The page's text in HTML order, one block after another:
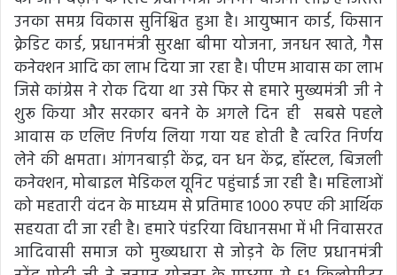
उनका समग्र विकास सुनिश्चित हुआ है। आयुष्मान कार्ड, किसान
क्रेडिट कार्ड, प्रधानमंत्री सुरक्षा बीमा योजना, जनधन खाते, गैस
कनेक्शन आदि का लाभ दिया जा रहा है। पीएम आवास का लाभ
जिसे कांग्रेस ने रोक दिया था उसे फिर से हमारे मुख्यमंत्री जी ने
शुरू किया और सरकार बनने के अगले दिन ही सबसे पहले
आवास क एलिए निर्णय लिया गया यह होती है त्वरित निर्णय
लेने की क्षमता। आंगनबाड़ी केंद्र, वन धन केंद्र, हॉस्टल, बिजली
कनेक्शन, मोबाइल मेडिकल यूनिट पहुंचाई जा रही है। महिलाओं
को महतारी वंदन के माध्यम से प्रतिमाह 1000 रुपए की आर्थिक
सहयता दी जा रही है। हमारे पंडरिया विधानसभा में भी निवासरत
आदिवासी समाज को मुख्यधारा से जोड़ने के लिए प्रधानमंत्री